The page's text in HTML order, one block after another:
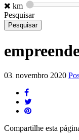
km
Pesquisar
03. novembro 2020
Compartilhe esta